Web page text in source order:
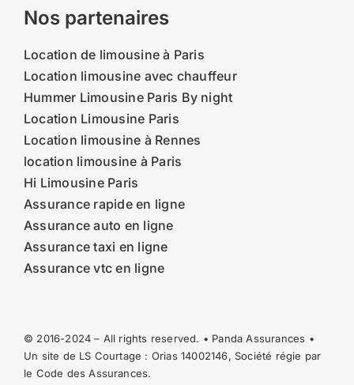
Nos partenaires
Location de limousine à Paris
Location limousine avec chauffeur
Hummer Limousine Paris By night
Location Limousine Paris
Location limousine à Rennes
location limousine à Paris
Hi Limousine Paris
Assurance rapide en ligne
Assurance auto en ligne
Assurance taxi en ligne
Assurance vtc en ligne
© 2016-2024 – All rights reserved. • Panda Assurances •
Un site de LS Courtage : Orias14002146, Société régie par
le Code des Assurances.